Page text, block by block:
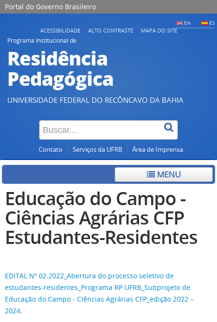
Portal do Governo Brasileiro
EN ES
ACESSIBILIDADE ALTO CONTRASTE
MAPA DO SITE
Programa Institucional de
Residência
Pedagógica
UNIVERSIDADE FEDERAL DO RECÔNCAVO DA BAHIA
Contato Serviços da UFRB Área de Imprensa
MENU
Educação do Campo -
Ciências Agrárias CFP
Estudantes-Residentes
EDITAL Nº 02.2022_Abertura do processo seletivo de
estudantes-residentes_Programa RP UFRB_Subprojeto de
Educação do Campo - Ciências Agrárias CFP_edição 2022 –
2024.